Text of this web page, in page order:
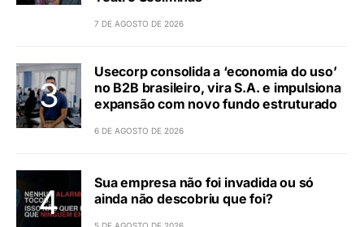
7 DE AGOSTO DE 2026
Usecorp consolida a ‘economia do uso’
no B2B brasileiro, vira S.A. e impulsiona
expansão com novo fundo estruturado
6 DE AGOSTO DE 2026
Sua empresa não foi invadida ou só
ainda não descobriu que foi?
5 DE AGOSTO DE 2026